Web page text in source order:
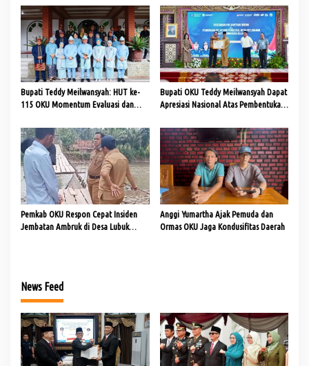
Para Pahlawan Bangsa
Bupati Teddy Meilwansyah: HUT ke-
115 OKU Momentum Evaluasi dan
Berkelanjutan
Bupati OKU Teddy Meilwansyah Dapat
Apresiasi Nasional Atas Pembentukan
Desa
Pemkab OKU Respon Cepat Insiden
Jembatan Ambruk di Desa Lubuk
Anggi Yumartha Ajak Pemuda dan
Ormas OKU Jaga Kondusifitas Daerah
News Feed